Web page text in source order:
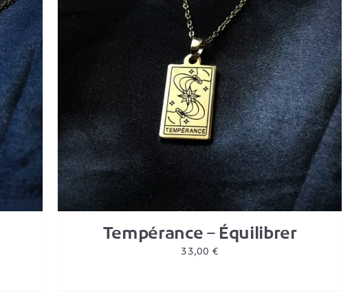
Tempérance – Équilibrer
33,00 €